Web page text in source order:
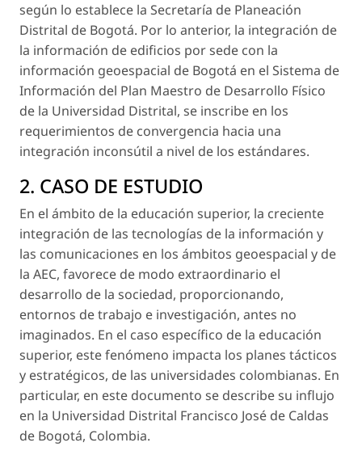
según lo establece la Secretaría de Planeación
Distrital de Bogotá. Por lo anterior, la integración de
la información de edificios por sede con la
información geoespacial de Bogotá en el Sistema de
Información del Plan Maestro de Desarrollo Físico
de la Universidad Distrital, se inscribe en los
requerimientos de convergencia hacia una
integración inconsútil a nivel de los estándares.
2. CASO DE ESTUDIO
En el ámbito de la educación superior, la creciente
integración de las tecnologías de la información y
las comunicaciones en los ámbitos geoespacial y de
la AEC, favorece de modo extraordinario el
desarrollo de la sociedad, proporcionando,
entornos de trabajo e investigación, antes no
imaginados. En el caso específico de la educación
superior, este fenómeno impacta los planes tácticos
y estratégicos, de las universidades colombianas. En
particular, en este documento se describe su influjo
en la Universidad Distrital Francisco José de Caldas
de Bogotá, Colombia.